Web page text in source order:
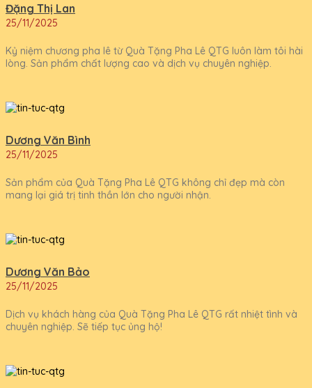
Đặng Thị Lan
25/11/2025
Kỷ niệm chương pha lê từ Quà Tặng Pha Lê QTG luôn làm tôi hài
lòng. Sản phẩm chất lượng cao và dịch vụ chuyên nghiệp.
Dương Văn Bình
25/11/2025
Sản phẩm của Quà Tặng Pha Lê QTG không chỉ đẹp mà còn
mang lại giá trị tinh thần lớn cho người nhận.
Dương Văn Bảo
25/11/2025
Dịch vụ khách hàng của Quà Tặng Pha Lê QTG rất nhiệt tình và
chuyên nghiệp. Sẽ tiếp tục ủng hộ!